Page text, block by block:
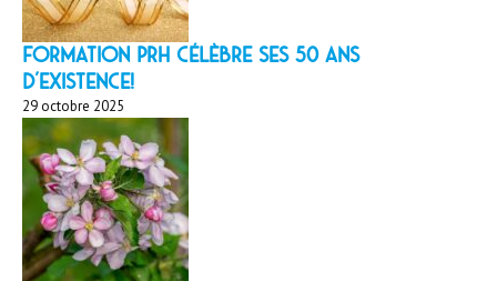
Formation PRH célèbre ses 50 ans
d’existence!
29 octobre 2025